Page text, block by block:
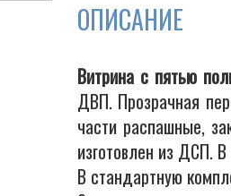
ОПИСАНИЕ
Витрина с пятью
ДВП. Прозрачная
части распашные,
изготовлен из ДСП.
В стандартную